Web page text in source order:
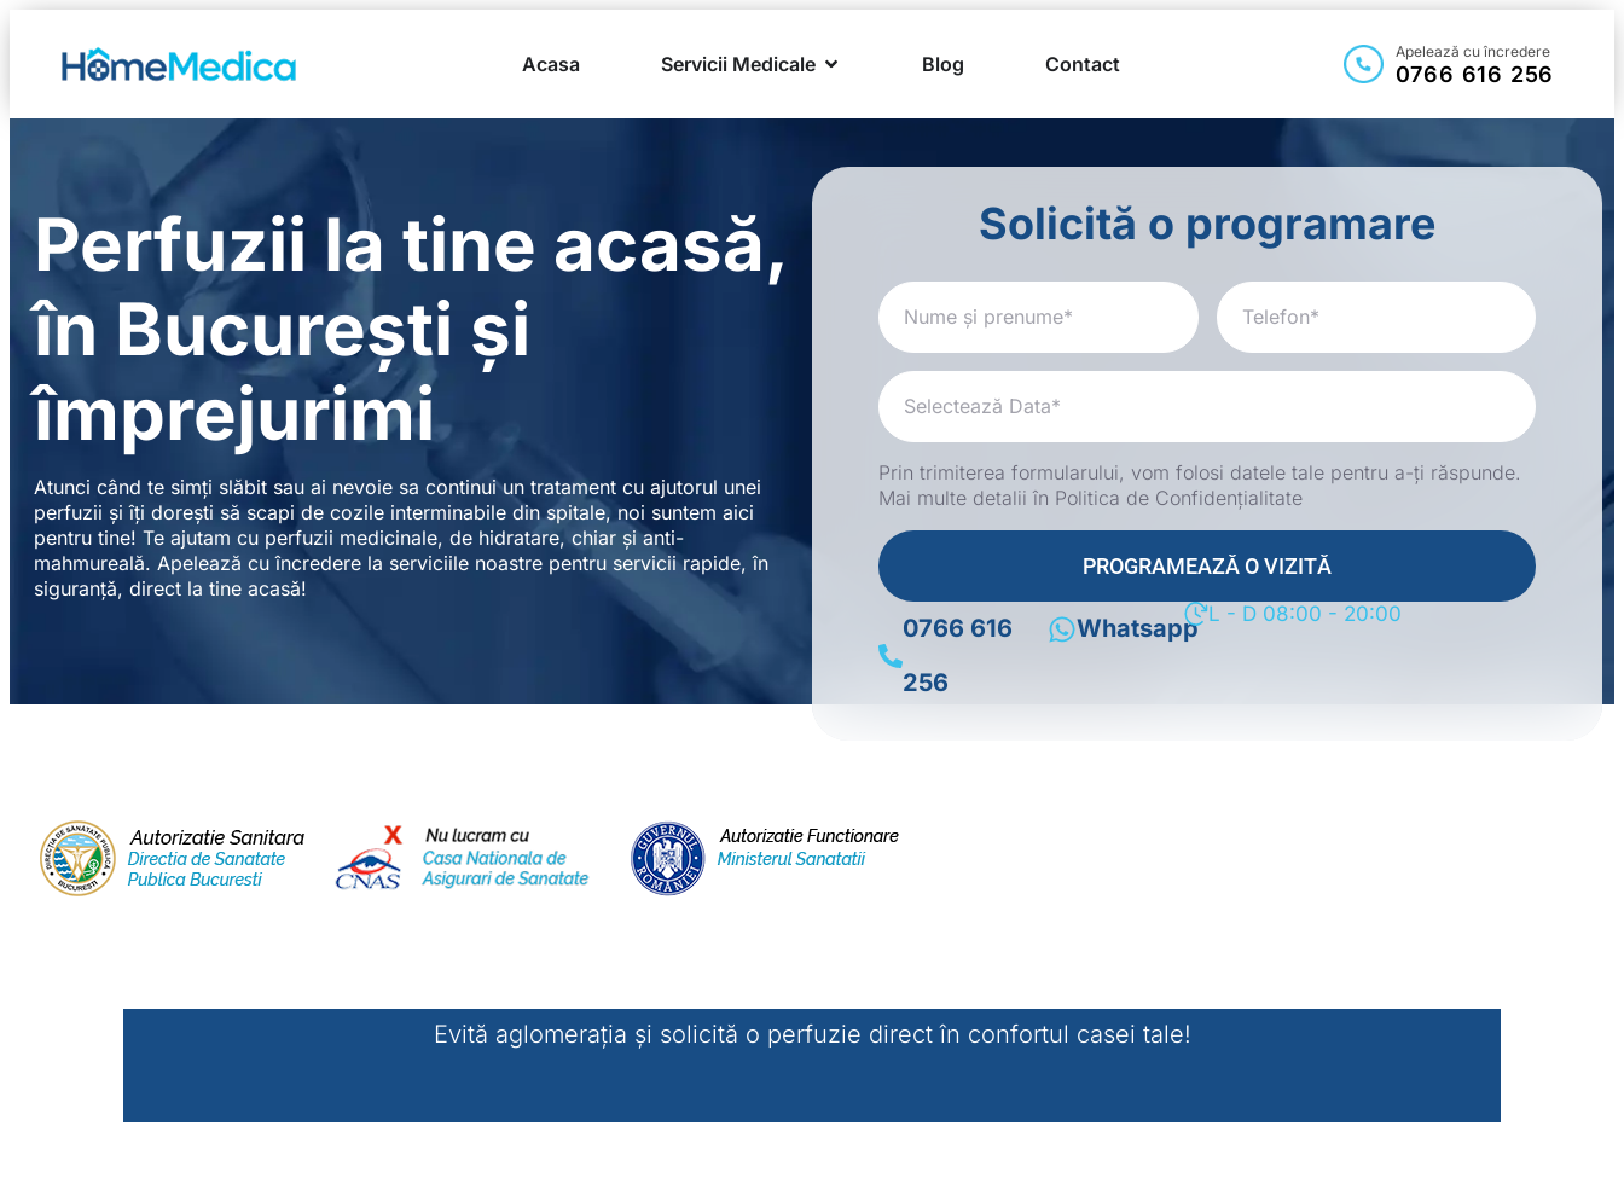
Acasa Servicii Medicale Blog Contact
Apelează cu încredere
0766 616 256
Perfuzii la tine acasă,
în București și
împrejurimi
Atunci când te simți slăbit sau ai nevoie sa continui un tratament cu ajutorul unei
perfuzii și îți dorești să scapi de cozile interminabile din spitale, noi suntem aici
pentru tine! Te ajutam cu perfuzii medicinale, de hidratare, chiar și anti-
mahmureală. Apelează cu încredere la serviciile noastre pentru servicii rapide, în
siguranță, direct la tine acasă!
Solicită o programare
Prin trimiterea formularului, vom folosi datele tale pentru a-ți răspunde.
Mai multe detalii în Politica de Confidențialitate
PROGRAMEAZĂ O VIZITĂ
0766 616
256
Whatsapp L - D 08:00 - 20:00
Evită aglomerația și solicită o perfuzie direct în confortul casei tale!